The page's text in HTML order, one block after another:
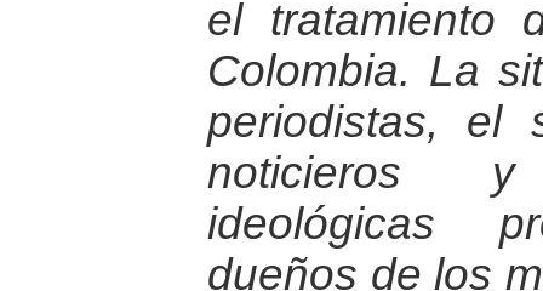
el tratamiento
Colombia. La
periodistas, el
noticieros
ideológicas
dueños de los